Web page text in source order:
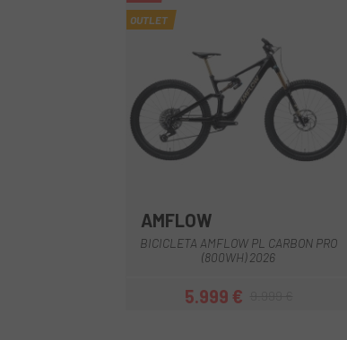
OUTLET
AMFLOW
BICICLETA AMFLOW PL CARBON PRO
(800WH) 2026
Preu
5.999 €Preu regular